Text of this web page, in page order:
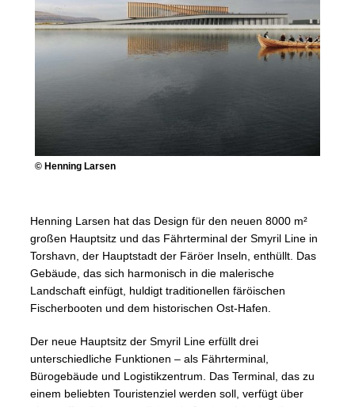
© Henning Larsen
Henning Larsen hat das Design für den neuen 8000 m²
großen Hauptsitz und das Fährterminal der Smyril Line in
Torshavn, der Hauptstadt der Färöer Inseln, enthüllt. Das
Gebäude, das sich harmonisch in die malerische
Landschaft einfügt, huldigt traditionellen färöischen
Fischerbooten und dem historischen Ost-Hafen.
Der neue Hauptsitz der Smyril Line erfüllt drei
unterschiedliche Funktionen – als Fährterminal,
Bürogebäude und Logistikzentrum. Das Terminal, das zu
einem beliebten Touristenziel werden soll, verfügt über